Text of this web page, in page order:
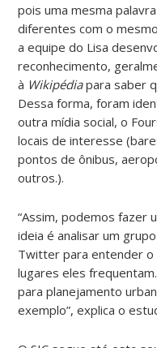
pois uma mesma
diferentes com o
a equipe do Lisa
reconhecimento,
à Wikipédiapara saber
Dessa forma, foram
outra mídia social, o
locais de interesse
pontos de ônibus,
outros.).
“Assim, podemos fazer
ideia é analisar um
Twitter para entender o
lugares eles
para planejamento
exemplo”, explica o